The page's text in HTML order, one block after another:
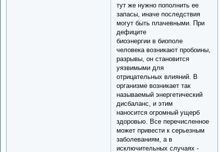
тут же нужно пополнить ее
запасы, иначе последствия
могут быть плачевными. При
дефиците
биоэнергии в биополе
человека возникают пробоины,
разрывы, он становится
уязвимыми для
отрицательных влияний. В
организме возникает так
называемый энергетический
дисбаланс, и этим
наносится огромный ущерб
здоровью. Все перечисленное
может привести к серьезным
заболеваниям, а в
исключительных случаях -